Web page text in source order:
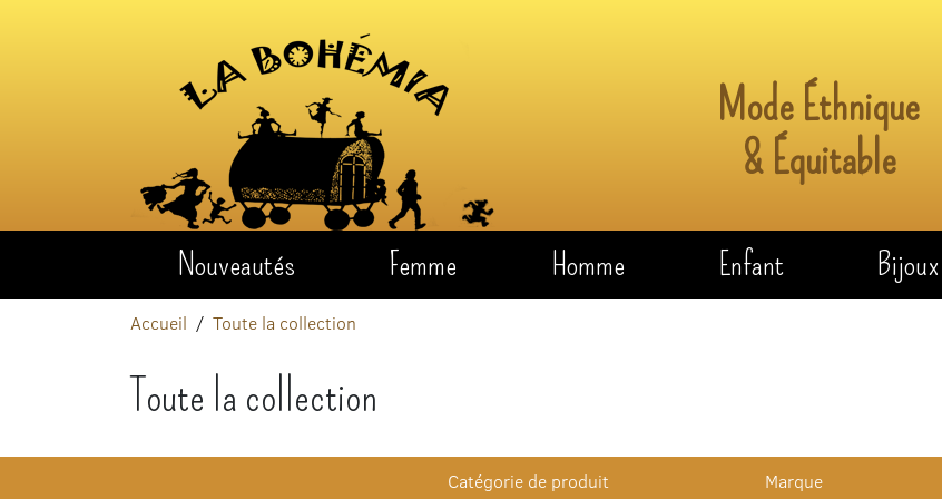
Mode Éthnique
& Équitable
Nouveautés Femme Homme Enfant Bijoux
Accueil Toute la collection
Toute la collection
Catégorie de produit Marque